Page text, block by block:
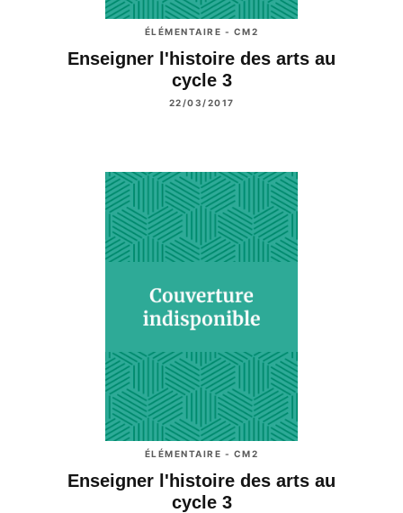
ÉLÉMENTAIRE - CM2
Enseigner l'histoire des arts au
cycle 3
22/03/2017
ÉLÉMENTAIRE - CM2
Enseigner l'histoire des arts au
cycle 3